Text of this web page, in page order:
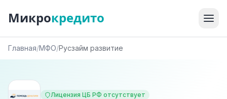
Микрокредито
Главная/МФО/Русзайм развитие
Лицензия ЦБ РФ отсутствует